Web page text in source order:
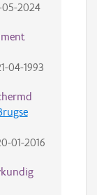
05-2024
04-1993
01-2016